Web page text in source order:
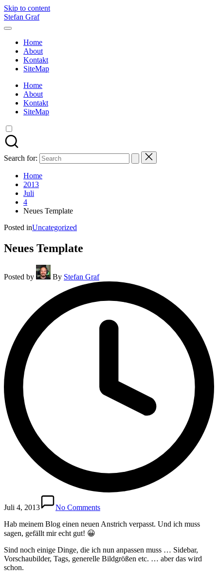
Skip to content
Stefan Graf
Home
About
Kontakt
SiteMap
Home
About
Kontakt
SiteMap
Search for:
Home
2013
Juli
4
Neues Template
Posted inUncategorized
Neues Template
Posted by By Stefan Graf
Juli 4, 2013
No Comments
Hab meinem Blog einen neuen Anstrich verpasst. Und ich muss
sagen, gefällt mir echt gut! 😀
Sind noch einige Dinge, die ich nun anpassen muss … Sidebar,
Vorschaubilder, Tags, generelle Bildgrößen etc. … aber das wird
schon.